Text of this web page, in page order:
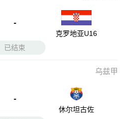
-
克罗地亚U16
已结束
乌兹甲
-
休尔坦古佐